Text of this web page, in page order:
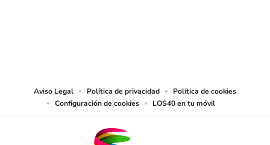
Aviso Legal Política de privacidad
Política de cookies
Configuración de cookies
LOS40 en tu móvil